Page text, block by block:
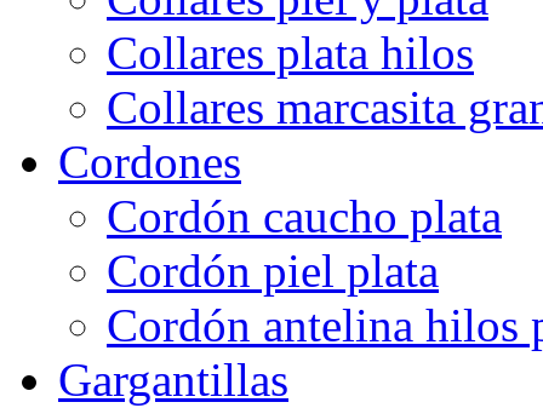
Collares plata hilos
Collares marcasita
Cordones
Cordón caucho plata
Cordón piel plata
Cordón antelina hilos
Gargantillas